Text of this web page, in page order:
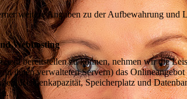
weitere Angaben zu der Aufbewahrung
Webhosting
bereitstellen zu können, nehmen wir die
ihnen verwalteten Servern) das
Rechenkapazität, Speicherplatz und